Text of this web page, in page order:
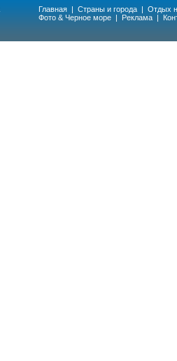
Главная | Страны и города | Отдых
Фото & Черное море | Реклама |